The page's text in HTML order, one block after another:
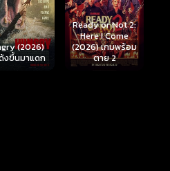
(2026)
งขึ้นมาแดก
Ready or Not 2:
Here I Come
(2026) เกมพร้อม
ตาย 2